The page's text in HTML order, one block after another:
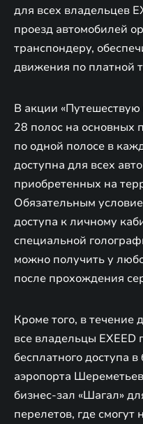
для всех владельцев
проезд автомобилей
транспондеру,
движения по платной
В акции «Путешествую
28 полос на основных
по одной полосе в
доступна для всех
приобретенных на
Обязательным
доступа к личному
специальной
можно получить у
после прохождения
Кроме того, в течение
все владельцы EXEED
бесплатного доступа
аэропорта
бизнес-зал «Шагал»
перелетов, где